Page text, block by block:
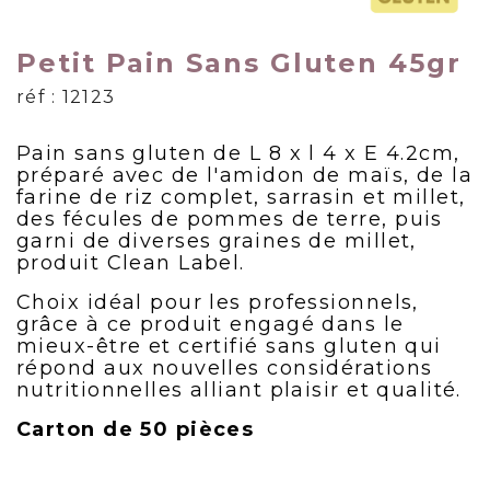
Petit Pain Sans Gluten 45gr
réf : 12123
Pain sans gluten de L 8 x l 4 x E 4.2cm,
préparé avec de l'amidon de maïs, de la
farine de riz complet, sarrasin et millet,
des fécules de pommes de terre, puis
garni de diverses graines de millet,
produit Clean Label.
Choix idéal pour les professionnels,
grâce à ce produit engagé dans le
mieux-être et certifié sans gluten qui
répond aux nouvelles considérations
nutritionnelles alliant plaisir et qualité.
Carton de 50 pièces